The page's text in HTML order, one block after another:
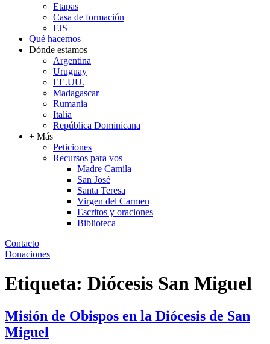
Etapas
Casa de formación
FJS
Qué hacemos
Dónde estamos
Argentina
Uruguay
EE.UU.
Madagascar
Rumania
Italia
República Dominicana
+ Más
Peticiones
Recursos para vos
Madre Camila
San José
Santa Teresa
Virgen del Carmen
Escritos y oraciones
Biblioteca
Contacto
Donaciones
Etiqueta: Diócesis San Miguel
Misión de Obispos en la Diócesis de San
Miguel